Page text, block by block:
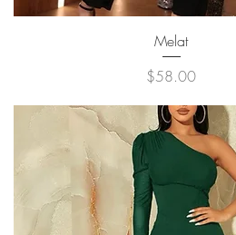
クイックビュー
Melat
価格
$58.00